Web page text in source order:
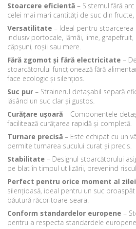
Stoarcere eficientă – Sistemul fără
celei mai mari cantități de suc din
Versatilitate – Ideal pentru stoarcerea
inclusiv portocale, lămâi, lime, grapefruit,
căpșuni, roșii sau mere.
Fără zgomot și fără electricitate –
stoarcătorului funcționează fără
face ecologic și silențios.
Suc pur – Strainerul detașabil separă
lăsând un suc clar și gustos.
Curățare ușoară – Componentele
facilitează curățarea rapidă și completă.
Turnare precisă – Este echipat cu un
permite turnarea sucului curat și precis.
Stabilitate – Designul stoarcătorului
pe blat în timpul utilizării, prevenind
Perfect pentru orice moment al zilei
silențioasă, ideal pentru un suc
băutură răcoritoare seara.
Conform standardelor europene –
pentru a respecta standardele